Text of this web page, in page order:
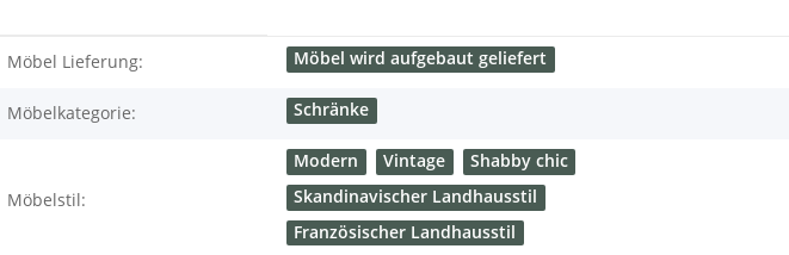
Produkteigenschaft
Wert
Möbel Lieferung: Möbel wird aufgebaut geliefert
Möbelkategorie: Schränke
Möbelstil:
Modern Vintage
Shabby chic
Skandinavischer Landhausstil
Französischer Landhausstil